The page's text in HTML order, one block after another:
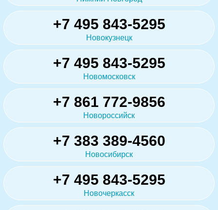
+7 495 843-5295
Новокузнецк
+7 495 843-5295
Новомосковск
+7 861 772-9856
Новороссийск
+7 383 389-4560
Новосибирск
+7 495 843-5295
Новочеркасск